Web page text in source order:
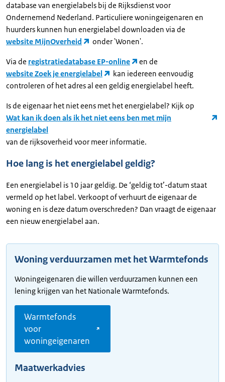
database van energielabels bij de Rijksdienst voor
Ondernemend Nederland. Particuliere woningeigenaren en
huurders kunnen hun energielabel downloaden via de
website MijnOverheid
onder 'Wonen'.
Via de registratiedatabase EP-online
en de
website Zoek je energielabel
kan iedereen eenvoudig
controleren of het adres al een geldig energielabel heeft.
Is de eigenaar het niet eens met het energielabel? Kijk op
Wat kan ik doen als ik het niet eens ben met mijn
energielabel
van de rijksoverheid voor meer informatie.
Hoe lang is het energielabel geldig?
Een energielabel is 10 jaar geldig. De ‘geldig tot’-datum staat
vermeld op het label. Verkoopt of verhuurt de eigenaar de
woning en is deze datum overschreden? Dan vraagt de eigenaar
een nieuw energielabel aan.
Woning verduurzamen met het Warmtefonds
Woningeigenaren die willen verduurzamen kunnen een
lening krijgen van het Nationale Warmtefonds.
Warmtefonds
voor
woningeigenaren
Maatwerkadvies